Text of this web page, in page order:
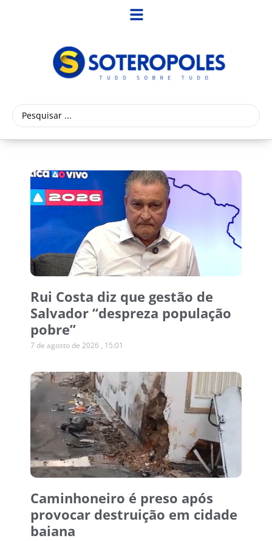
Rui Costa diz que gestão de
Salvador “despreza população
pobre”
7 de agosto de 2026 15:01
Caminhoneiro é preso após
provocar destruição em cidade
baiana